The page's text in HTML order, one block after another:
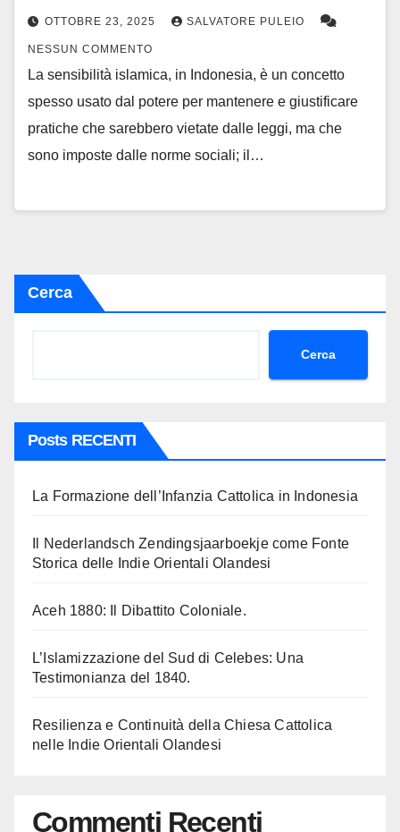
OTTOBRE 23, 2025 SALVATORE PULEIO
NESSUN COMMENTO
La sensibilità islamica, in Indonesia, è un concetto
spesso usato dal potere per mantenere e giustificare
pratiche che sarebbero vietate dalle leggi, ma che
sono imposte dalle norme sociali; il…
Cerca
Cerca
Posts RECENTI
La Formazione dell’Infanzia Cattolica in Indonesia
Il Nederlandsch Zendingsjaarboekje come Fonte
Storica delle Indie Orientali Olandesi
Aceh 1880: Il Dibattito Coloniale.
L’Islamizzazione del Sud di Celebes: Una
Testimonianza del 1840.
Resilienza e Continuità della Chiesa Cattolica
nelle Indie Orientali Olandesi
Commenti Recenti